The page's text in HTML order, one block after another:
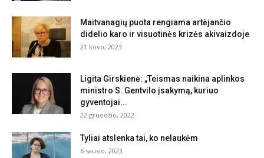
Maitvanagių puota rengiama artėjančio
didelio karo ir visuotinės krizės akivaizdoje
21 kovo, 2023
Ligita Girskienė: „Teismas naikina aplinkos
ministro S. Gentvilo įsakymą, kuriuo
gyventojai...
22 gruodžio, 2022
Tyliai atslenka tai, ko nelaukėm
6 sausio, 2023